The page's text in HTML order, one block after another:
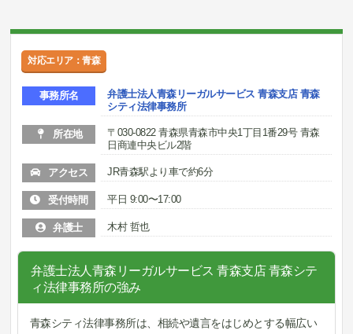
対応エリア：青森
事務所名
弁護士法人青森リーガルサービス 青森支店 青森
シティ法律事務所
所在地
〒030-0822 青森県青森市中央1丁目1番29号 青森
日商連中央ビル2階
アクセス JR青森駅より車で約6分
受付時間 平日 9:00〜17:00
弁護士 木村 哲也
弁護士法人青森リーガルサービス 青森支店 青森シテ
ィ法律事務所の強み
青森シティ法律事務所は、相続や遺言をはじめとする幅広い